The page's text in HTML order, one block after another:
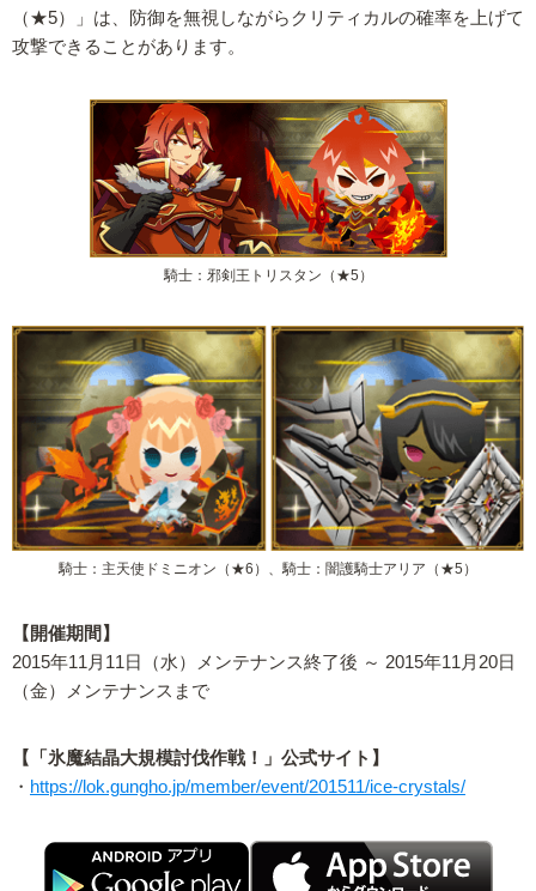
（★5）」は、防御を無視しながらクリティカルの確率を上げて
攻撃できることがあります。
騎士：邪剣王トリスタン（★5）
騎士：主天使ドミニオン（★6）、騎士：闇護騎士アリア（★5）
【開催期間】
2015年11月11日（水）メンテナンス終了後 ～ 2015年11月20日
（金）メンテナンスまで
【「氷魔結晶大規模討伐作戦！」公式サイト】
・ https://lok.gungho.jp/member/event/201511/ice-crystals/